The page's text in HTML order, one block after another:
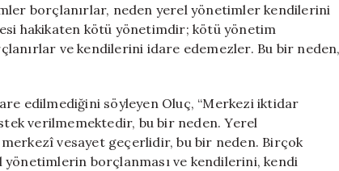
borçlanırlar, neden yerel yönetimler kendilerini
hakikaten kötü yönetimdir; kötü yönetim
ve kendilerini idare edemezler. Bu bir
edilmediğini söyleyen Oluç, “Merkezi iktidar
verilmemektedir, bu bir neden. Yerel
vesayet geçerlidir, bu bir neden. Birçok
yönetimlerin borçlanması ve kendilerini, kendi